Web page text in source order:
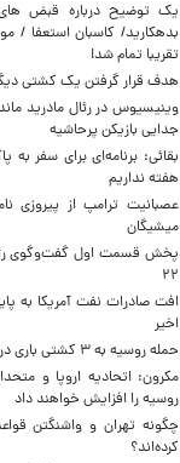
یک توضیح درباره قبض
بدهکارید/ کاسبان استعفا /
تقریبا تمام شد!
هدف قرار گرفتن یک کشتی
وینیسیوس در رئال مادرید
جدایی بازیکن پرحاشیه
بقائی: برنامه‌ای برای سفر به
هفته نداریم
عصبانیت ترامپ از پیروزی
میشیگان
پخش قسمت اول گفت‌وگوی
۲۲
اخیر
حمله روسیه به ۳ کشتی باری در دریای سیاه
مکرون: اتحادیه اروپا و
روسیه را افزایش خواهند داد
چگونه تهران و واشنگتن
کرده‌اند؟